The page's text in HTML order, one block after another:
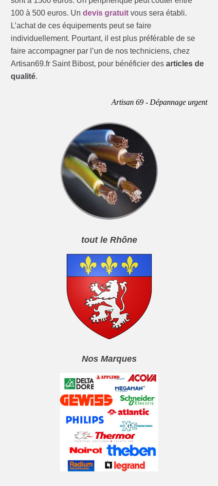
100 à 500 euros. Undevis gratuit vous sera établi.
L’achat de ces équipements peut se faire
individuellement. Pourtant, il est plus préférable de se
faire accompagner par l’un de nos techniciens, chez
Artisan69.fr Saint Bibost, pour bénéficier desarticles de
qualité.
Artisan 69 - Dépannage urgent
tout le Rhône
Nos Marques